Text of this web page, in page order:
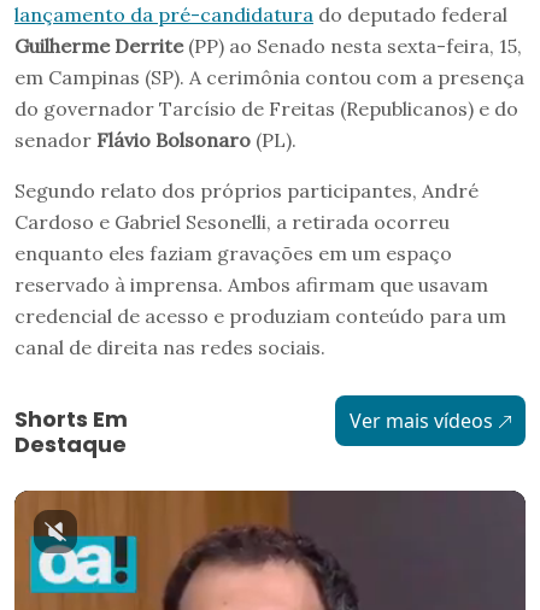
lançamento da pré-candidatura do deputado federal
Guilherme Derrite(PP) ao Senado nesta sexta-feira, 15,
em Campinas (SP). A cerimônia contou com a presença
do governador Tarcísio de Freitas (Republicanos) e do
senador Flávio Bolsonaro (PL).
Segundo relato dos próprios participantes, André
Cardoso e Gabriel Sesonelli, a retirada ocorreu
enquanto eles faziam gravações em um espaço
reservado à imprensa. Ambos afirmam que usavam
credencial de acesso e produziam conteúdo para um
canal de direita nas redes sociais.
Shorts Em
Destaque
Ver mais vídeos